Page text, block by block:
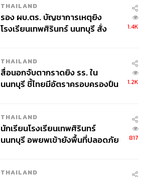
THAILAND
รอง ผบ.ตร. บัญชาการเหตุยิง
โรงเรียนเทพศิรินทร์ นนทบุรี สั่ง
1.4K
THAILAND
สื่อนอกจับตากราดยิง รร. ใน
นนทบุรี ชี้ไทยมีอัตราครอบครองปืน
1.2K
THAILAND
นักเรียนโรงเรียนเทพศิรินทร์
นนทบุรี อพยพเข้ายังพื้นที่ปลอดภัย
817
THAILAND